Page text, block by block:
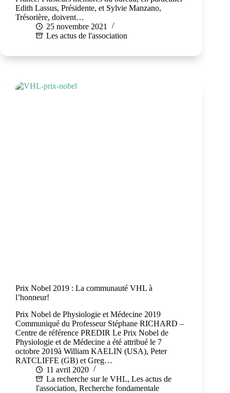
Edith Lassus, Présidente, et Sylvie Manzano,
Trésorière, doivent…
25 novembre 2021
Les actus de l'association
Prix Nobel 2019 : La communauté VHL à
l’honneur!
Prix Nobel de Physiologie et Médecine 2019
Communiqué du Professeur Stéphane RICHARD –
Centre de référence PREDIR Le Prix Nobel de
Physiologie et de Médecine a été attribué le 7
octobre 2019à William KAELIN (USA), Peter
RATCLIFFE (GB) et Greg…
11 avril 2020
La recherche sur le VHL, Les actus de
l'association, Recherche fondamentale